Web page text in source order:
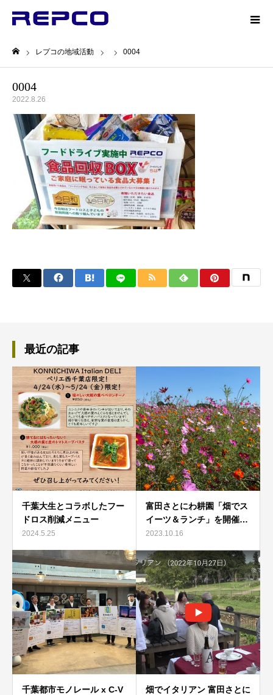
レプコの地域活動 0004
0004
2022.8.26
最近の記事
千葉大生とコラボしたフー
ドロス削減メニュー
2024.5.25
富田さとにわ耕園「畑でス
イーツ＆ランチ」を開催…
2023.10.16
千葉都市モノレール x C-V
畑でイタリアン 富田さとに